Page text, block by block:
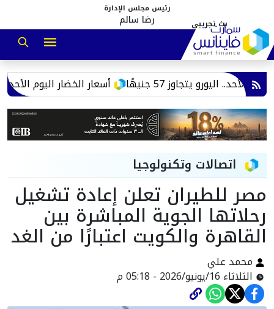
رئيس مجلس الإدارة
رضا سالم
أسعار الخضار اليوم الأحد 9 أغسطس 2026 في سوق العبور.. تراجع الفاصوليا والبامية والكوسة اليورو يتجاوز 57 جنيهًا
اتصالات وتكنولوجيا
مصر للطيران تعلن إعادة تشغيل
رحلاتها الجوية المباشرة بين
القاهرة والكويت اعتبارًا من الغد
محمد علي
الثلاثاء 16/يونيو/2026 - 05:18 م